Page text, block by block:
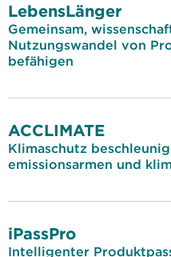
LebensLänger
Gemeinsam,
Nutzungswandel von
befähigen
ACCLIMATE
Klimaschutz
emissionsarmen und
iPassPro
Intelligenter